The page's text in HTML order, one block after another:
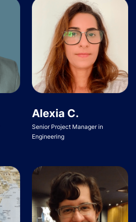
Alexia C.
Senior Project Manager in
Engineering